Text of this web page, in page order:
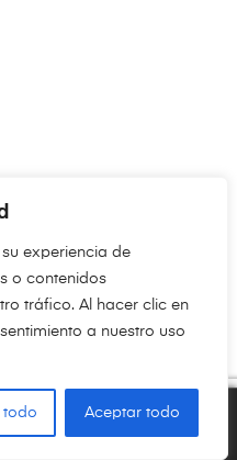
experiencia de
o contenidos
tráfico. Al hacer clic en
a nuestro uso
todo Aceptar todo
0